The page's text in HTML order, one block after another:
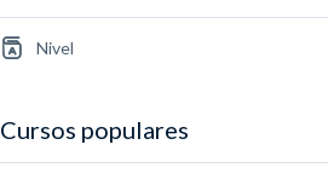
Nivel
Cursos populares